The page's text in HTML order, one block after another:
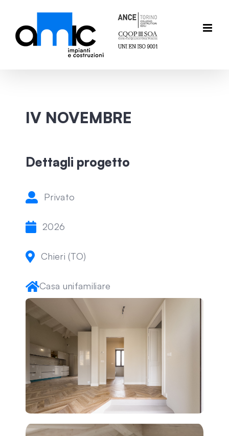
contenuto
IV NOVEMBRE
Dettagli progetto
Privato
2026
Chieri (TO)
Casa unifamiliare